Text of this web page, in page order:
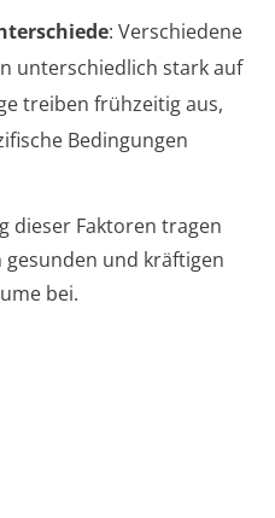
: Verschiedene
unterschiedlich stark auf
treiben frühzeitig aus,
Bedingungen
dieser Faktoren tragen
gesunden und kräftigen
bei.